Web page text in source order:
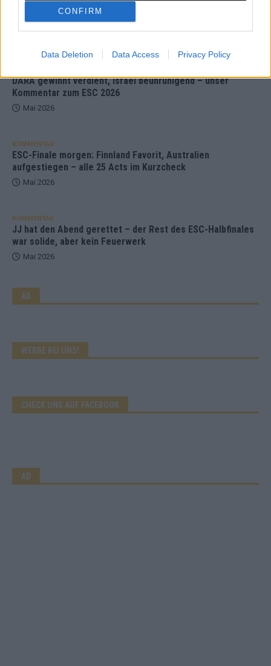
CONFIRM
Data Deletion Data Access Privacy Policy
Monaco, Sallys Café, Westernbrauerei – der Europa-Park
2026 macht vieles neu
Juni 2026
DARA gewinnt verdient, Israel beunruhigend – unser
Kommentar zum ESC 2026
Mai 2026
KOMMENTAR
ESC-Finale morgen: Finnland Favorit, Australien
aufgestiegen – alle 25 Acts im Kurzcheck
Mai 2026
KOMMENTAR
JJ hat den Abend gerettet – der Rest des ESC-Halbfinales
war solide, aber kein Feuerwerk
Mai 2026
AD
WERBE BEI UNS!
CHECK UNS AUF FACEBOOK
AD